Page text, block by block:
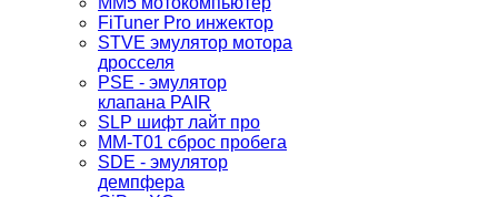
FiTuner Pro инжектор
STVE эмулятор мотора
дросселя
PSE - эмулятор
клапана PAIR
SLP шифт лайт про
MM-T01 сброс пробега
SDE - эмулятор
демпфера